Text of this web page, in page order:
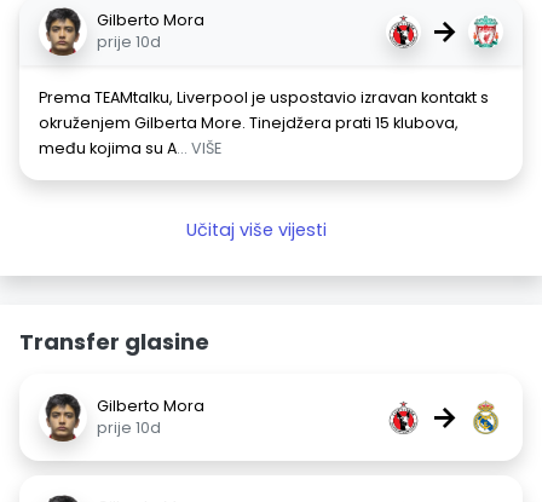
Gilberto Mora
prije 10d
→
Prema TEAMtalku, Liverpool je uspostavio izravan kontakt s
okruženjem Gilberta More. Tinejdžera prati 15 klubova,
među kojima su A... VIŠE
Učitaj više vijesti
Transfer glasine
Gilberto Mora
prije 10d
→